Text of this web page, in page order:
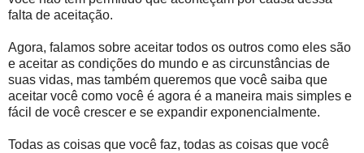
falta de aceitação.
Agora, falamos sobre aceitar todos os outros como eles são
e aceitar as condições do mundo e as circunstâncias de
suas vidas, mas também queremos que você saiba que
aceitar você como você é agora é a maneira mais simples e
fácil de você crescer e se expandir exponencialmente.
Todas as coisas que você faz, todas as coisas que você